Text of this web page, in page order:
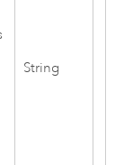
String